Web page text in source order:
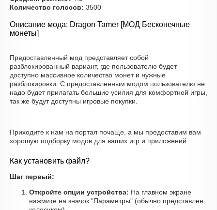
Количество голосов: 3500
Описание мода: Dragon Tamer [МОД Бесконечные
монеты]
Предоставленный мод представляет собой
разблокированный вариант, где пользователю будет
доступно массивное количество монет и нужные
разблокировки. С предоставленным модом пользователю не
надо будет прилагать большие усилия для комфортной игры,
так же будут доступны игровые покупки.
Приходите к нам на портал почаще, а мы предоставим вам
хорошую подборку модов для ваших игр и приложений.
Как установить файл?
Шаг первый:
Откройте опции устройства: На главном экране
нажмите на значок "Параметры" (обычно представлен